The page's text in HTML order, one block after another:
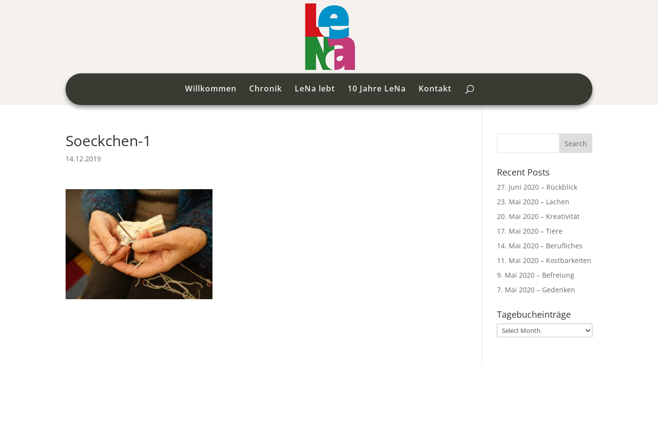
Willkommen Chronik LeNa lebt 10 Jahre LeNa Kontakt
Soeckchen-1
14.12.2019
Recent Posts
27. Juni 2020 – Rückblick
23. Mai 2020 – Lachen
20. Mai 2020 – Kreativität
17. Mai 2020 – Tiere
14. Mai 2020 – Berufliches
11. Mai 2020 – Kostbarkeiten
9. Mai 2020 – Befreiung
7. Mai 2020 – Gedenken
Tagebucheinträge
Tagebucheinträge